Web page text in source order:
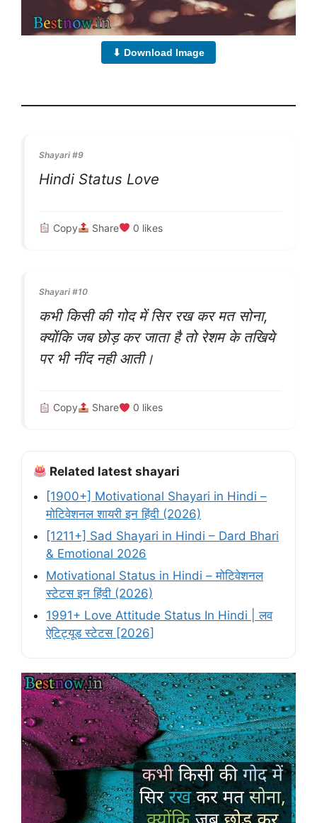
⬇ Download Image
Shayari #9
Hindi Status Love
Copy Share 0 likes
Shayari #10
कभी किसी की गोद में सिर रख कर मत सोना,
क्योंकि जब छोड़ कर जाता है तो रेशम के तखिये
पर भी नींद नही आती।
Copy Share 0 likes
Related latest shayari
[1900+] Motivational Shayari in Hindi –
मोटिवेशनल शायरी इन हिंदी (2026)
[1211+] Sad Shayari in Hindi – Dard Bhari
& Emotional 2026
Motivational Status in Hindi – मोटिवेशनल
स्टेटस इन हिंदी (2026)
1991+ Love Attitude Status In Hindi | लव
ऐटिट्यूड स्टेटस [2026]